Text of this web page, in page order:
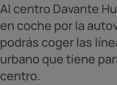
Al centro Davante
en coche por la
podrás coger las
urbano que tiene
centro.